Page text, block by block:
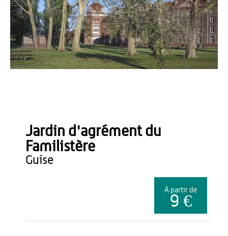
Jardin d'agrément du
Familistère
guise
À partir de
9 €